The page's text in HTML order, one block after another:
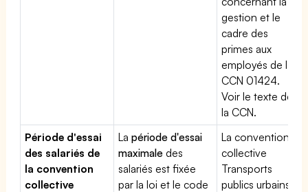
gestion et le
cadre des
primes aux
employés de la
CCN 01424.
Voir le texte de
la CCN.
Période d'essai
des salariés de
la convention
collective
Lapériode d'essai
maximale des
salariés est fixée
par la loi et le code
La convention
collective
Transports
publics urbains